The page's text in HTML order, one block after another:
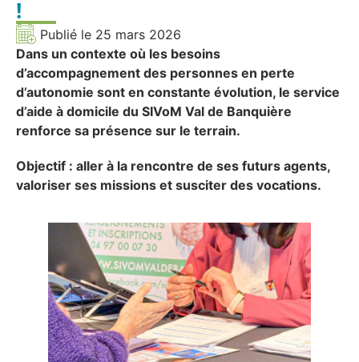
!
Publié le 25 mars 2026
Dans un contexte où les besoins
d’accompagnement des personnes en perte
d’autonomie sont en constante évolution, le service
d’aide à domicile du SIVoM Val de Banquière
renforce sa présence sur le terrain.
Objectif : aller à la rencontre de ses futurs agents,
valoriser ses missions et susciter des vocations.